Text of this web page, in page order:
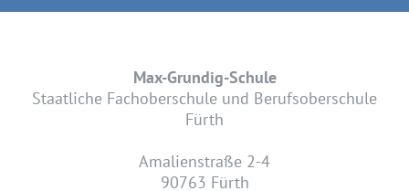
Max-Grundig-Schule
Staatliche Fachoberschule und Berufsoberschule
Fürth
Amalienstraße 2-4
90763 Fürth